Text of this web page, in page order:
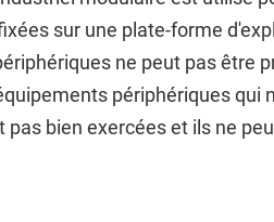
sur une plate-forme
ne peut pas être
périphériques
bien exercées et ils ne